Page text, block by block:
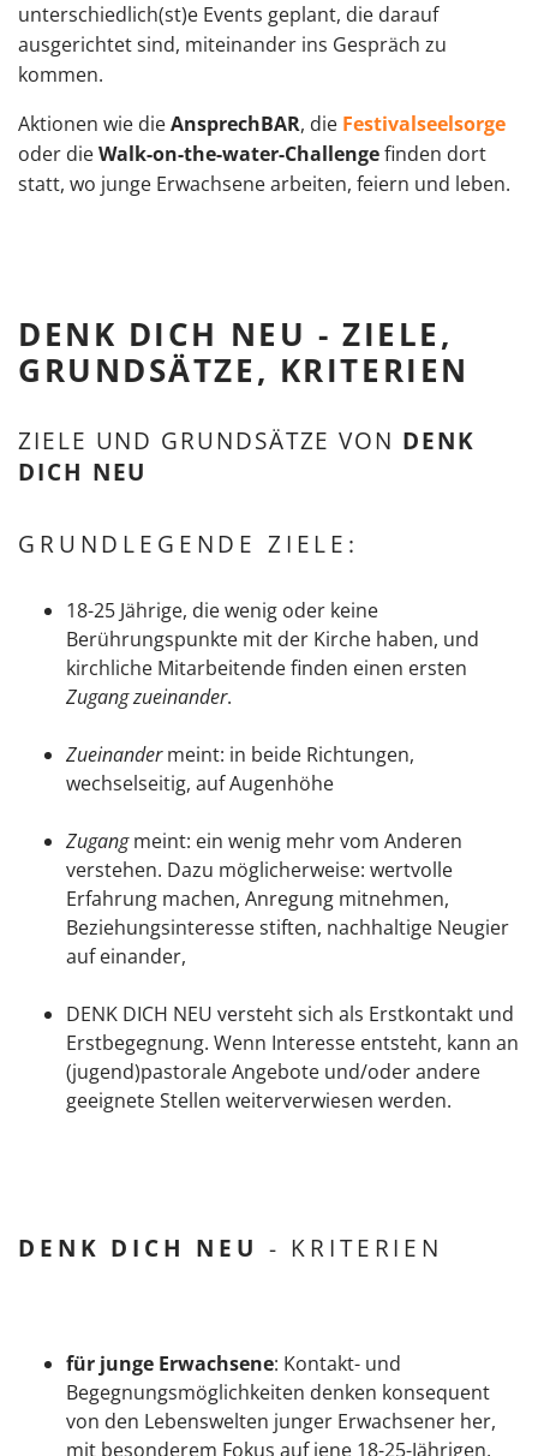
unterschiedlich(st)e Events geplant, die darauf
ausgerichtet sind, miteinander ins Gespräch zu
kommen.
Aktionen wie dieAnsprechBAR, die Festivalseelsorge
oder dieWalk-on-the-water-Challengefinden dort
statt, wo junge Erwachsene arbeiten, feiern und leben.
DENK DICH NEU - ZIELE,
GRUNDSÄTZE, KRITERIEN
ZIELE UND GRUNDSÄTZE VON DENK
DICH NEU
GRUNDLEGENDE ZIELE:
18-25 Jährige, die wenig oder keine
Berührungspunkte mit der Kirche haben, und
kirchliche Mitarbeitende finden einen ersten
Zugangzueinander.
Zueinandermeint: in beide Richtungen,
wechselseitig, auf Augenhöhe
Zugangmeint: ein wenig mehr vom Anderen
verstehen. Dazu möglicherweise: wertvolle
Erfahrung machen, Anregung mitnehmen,
Beziehungsinteresse stiften, nachhaltige Neugier
auf einander,
DENK DICH NEU versteht sich als Erstkontakt und
Erstbegegnung. Wenn Interesse entsteht, kann an
(jugend)pastorale Angebote und/oder andere
geeignete Stellen weiterverwiesen werden.
DENK DICH NEU - KRITERIEN
für junge Erwachsene: Kontakt- und
Begegnungsmöglichkeiten denken konsequent
von den Lebenswelten junger Erwachsener her,
mit besonderem Fokus auf jene 18-25-Jährigen,